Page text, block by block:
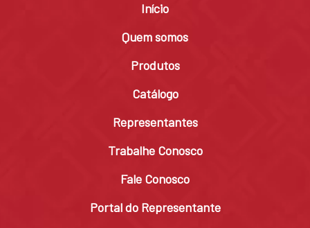
Início
Quem somos
Produtos
Catálogo
Representantes
Trabalhe Conosco
Fale Conosco
Portal do Representante